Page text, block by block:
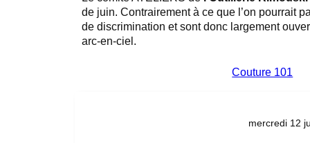
de juin. Contrairement à ce que l’on pourrait
de discrimination et sont donc largement
arc-en-ciel.
Couture 101
mercredi 12